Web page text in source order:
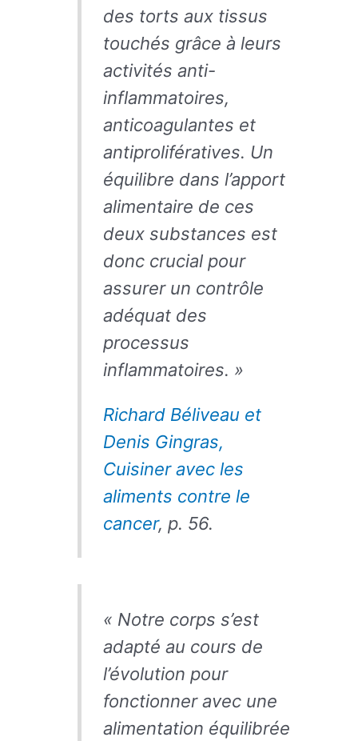
des torts aux tissus
touchés grâce à leurs
activités anti-
inflammatoires,
anticoagulantes et
antiprolifératives. Un
équilibre dans l’apport
alimentaire de ces
deux substances est
donc crucial pour
assurer un contrôle
adéquat des
processus
inflammatoires. »
Richard Béliveau et
Denis Gingras,
Cuisiner avec les
aliments contre le
cancer, p. 56.
« Notre corps s’est
adapté au cours de
l’évolution pour
fonctionner avec une
alimentation équilibrée